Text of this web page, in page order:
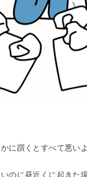
に躓くとすべて悪い
のに昼近くに起きた